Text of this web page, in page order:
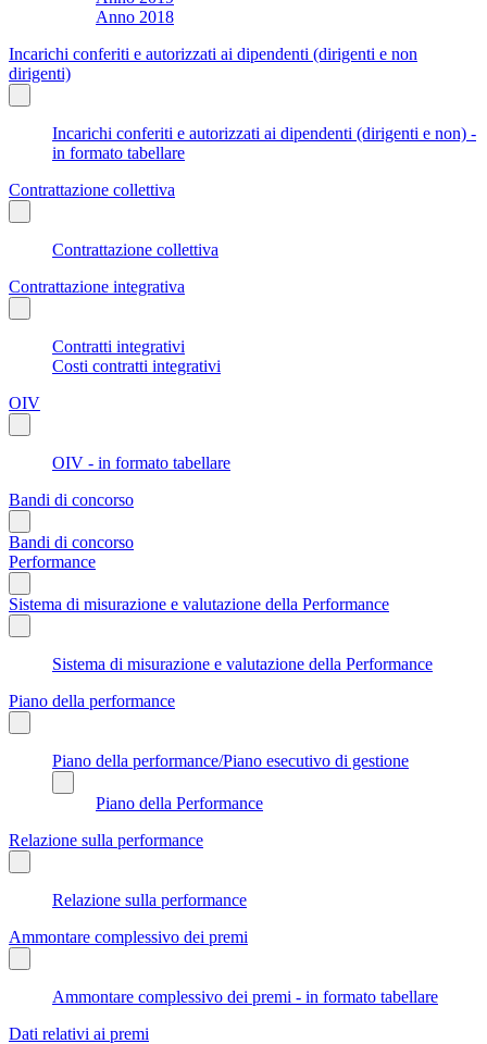
Anno 2018
Incarichi conferiti e autorizzati ai dipendenti (dirigenti e non
dirigenti)
Incarichi conferiti e autorizzati ai dipendenti (dirigenti e non) -
in formato tabellare
Contrattazione collettiva
Contrattazione collettiva
Contrattazione integrativa
Contratti integrativi
Costi contratti integrativi
OIV
OIV - in formato tabellare
Bandi di concorso
Bandi di concorso
Performance
Sistema di misurazione e valutazione della Performance
Sistema di misurazione e valutazione della Performance
Piano della performance
Piano della performance/Piano esecutivo di gestione
Piano della Performance
Relazione sulla performance
Relazione sulla performance
Ammontare complessivo dei premi
Ammontare complessivo dei premi - in formato tabellare
Dati relativi ai premi